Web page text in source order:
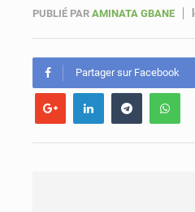
PUBLIÉ PAR AMINATA GBANE
Partager sur Facebook